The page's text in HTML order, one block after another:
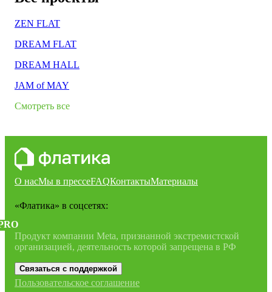
ZEN FLAT
DREAM FLAT
DREAM HALL
JAM of MAY
Смотреть все
О насМы в прессеFAQКонтактыМатериалы
«Флатика» в соцсетях:
Продукт компании Meta, признанной экстремистской
организацией, деятельность которой запрещена в РФ
Связаться с поддержкой
Пользовательское соглашение